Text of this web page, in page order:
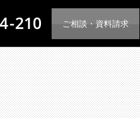
ご相談・資料請求